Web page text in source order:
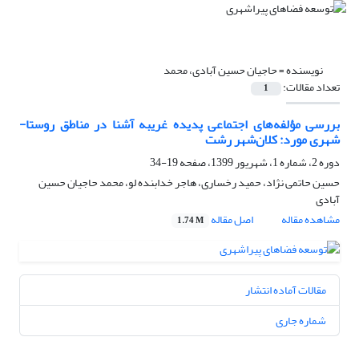
نویسنده =حاجیان حسین آبادی، محمد
تعداد مقالات: 1
بررسی مؤلفه‌های اجتماعی پدیده غریبه آشنا در مناطق روستا-
شهری مورد: کلان‌شهر رشت
دوره 2، شماره 1، شهریور 1399، صفحه
19-34
حسین حاتمی نژاد، حمید رخساری، هاجر خدابنده لو، محمد حاجیان حسین
آبادی
مشاهده مقاله
اصل مقاله 1.74 M
مقالات آماده انتشار
شماره جاری